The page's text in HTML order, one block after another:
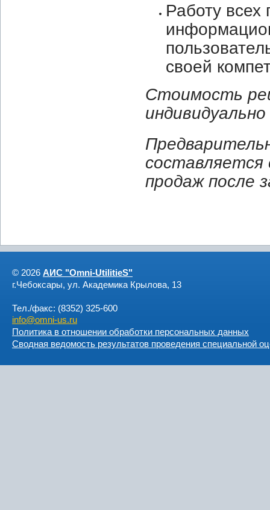
Работу
своей
Стоимость
продаж после
© 2026 АИС "Omni-UtilitieS"
г.Чебоксары, ул. Академика Крылова, 13
Тел./факс: (8352) 325-600
info@omni-us.ru
Политика в отношении обработки персональных данных
Сводная ведомость результатов проведения специальной